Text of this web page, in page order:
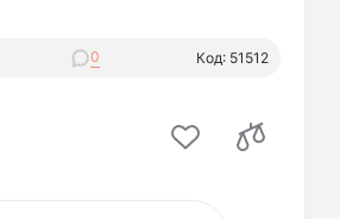
0 Код: 51512